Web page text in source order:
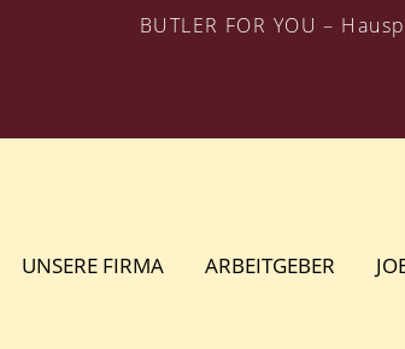
BUTLER FOR YOU –
UNSERE FIRMA ARBEITGEBER